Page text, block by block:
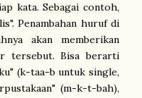
kata. Sebagai contoh,
Penambahan huruf di
akan memberikan
tersebut. Bisa berarti
(k-taa-b untuk single,
(m-k-t-bah),